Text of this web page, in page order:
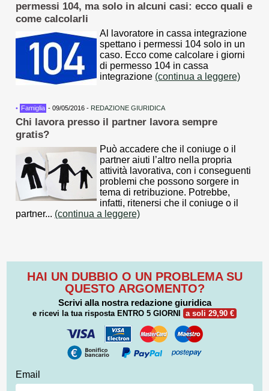
permessi 104, ma solo in alcuni casi: ecco quali e
come calcolarli
Al lavoratore in cassa integrazione
spettano i permessi 104 solo in un
caso. Ecco come calcolare i giorni
di permesso 104 in cassa
integrazione (continua a leggere)
• Famiglia - 09/05/2016 - REDAZIONE GIURIDICA
Chi lavora presso il partner lavora sempre
gratis?
Può accadere che il coniuge o il
partner aiuti l’altro nella propria
attività lavorativa, con i conseguenti
problemi che possono sorgere in
tema di retribuzione. Potrebbe,
infatti, ritenersi che il coniuge o il
partner... (continua a leggere)
HAI UN DUBBIO O UN PROBLEMA SU
QUESTO ARGOMENTO?
Scrivi alla nostra redazione giuridica
e ricevi la tua risposta ENTRO 5 GIORNI a soli 29,90 €
Email